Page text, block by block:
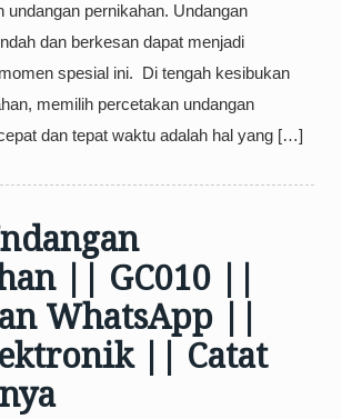
undangan pernikahan. Undangan
dan berkesan dapat menjadi
spesial ini. Di tengah kesibukan
memilih percetakan undangan
dan tepat waktu adalah hal yang […]
|| GC010 ||
WhatsApp ||
|| Catat